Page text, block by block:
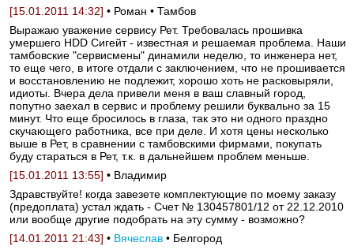
[15.01.2011 14:32] • Роман • Тамбов
Выражаю уважение сервису Рет. Требовалась прошивка
умершего HDD Сигейт - известная и решаемая проблема. Наши
тамбовские "сервисмены" динамили неделю, то инженера нет,
то еще чего, в итоге отдали с заключением, что не прошивается
и восстановлению не подлежит, хорошо хоть не расковыряли,
идиоты. Вчера дела привели меня в ваш славный город,
попутно заехал в сервис и проблему решили буквально за 15
минут. Что еще бросилось в глаза, так это ни одного праздно
скучающего работника, все при деле. И хотя цены несколько
выше в Рет, в сравнении с тамбовскими фирмами, покупать
буду стараться в Рет, т.к. в дальнейшем проблем меньше.
[15.01.2011 13:55] • Владимир
Здравствуйте! когда завезете комплектующие по моему заказу
(предоплата) устал ждать - Счет № 130457801/12 от 22.12.2010
или вообще другие подобрать на эту сумму - возможно?
[14.01.2011 21:43] • Вячеслав • Белгород